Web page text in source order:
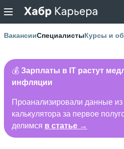
ВакансииСпециалистыКурсы и
💰 Зарплаты в IT растут
инфляции
Проанализировали данные из
калькулятора за первое
делимся в статье →